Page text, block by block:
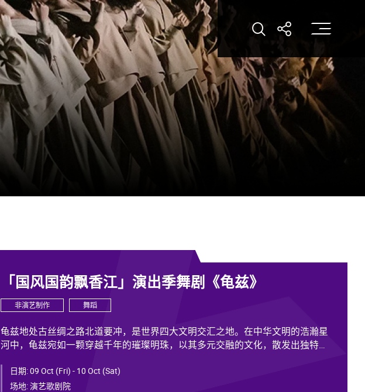
打开搜索打开分享打
「国风国韵飘香江」演出季舞剧《龟兹》
非演艺制作 舞蹈
龟兹地处古丝绸之路北道要冲，是世界四大文明交汇之地。在中华文明的浩瀚星
河中，龟兹宛如一颗穿越千年的璀璨明珠，以其多元交融的文化，散发出独特魅
龟兹文化流淌着古往今来各族人民的印迹和血脉，从石窟壁画胡服供养人，到“苏
日期:09 Oct (Fri) - 10 Oct (Sat)
场地:演艺歌剧院